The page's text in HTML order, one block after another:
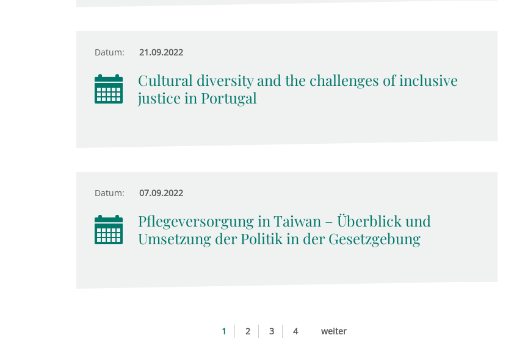
Datum: 21.09.2022
Cultural diversity and the challenges of inclusive
justice in Portugal
Datum: 07.09.2022
Pflegeversorgung in Taiwan – Überblick und
Umsetzung der Politik in der Gesetzgebung
1 2 3 4 weiter